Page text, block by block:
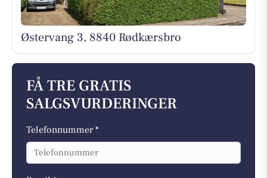
Østervang 3, 8840 Rødkærsbro
FÅ TRE GRATIS
SALGSVURDERINGER
Telefonnummer *